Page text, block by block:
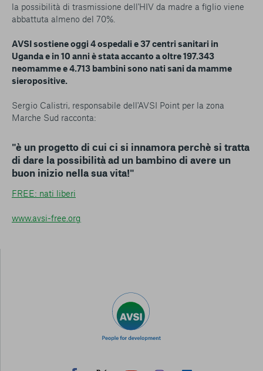
la possibilità di trasmissione dell'HIV da madre a figlio viene
abbattuta almeno del 70%.
AVSI sostiene oggi 4 ospedali e 37 centri sanitari in
Uganda e in 10 anni è stata accanto a oltre 197.343
neomamme e 4.713 bambini sono nati sani da mamme
sieropositive.
Sergio Calistri, responsabile dell'AVSI Point per la zona
Marche Sud racconta:
"è un progetto di cui ci si innamora perchè si tratta
di dare la possibilità ad un bambino di avere un
buon inizio nella sua vita!"
FREE: nati liberi
www.avsi-free.org